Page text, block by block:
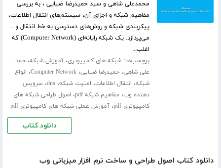
محمدعلی شاهی و سید حمیدرضا ضیایی ، به بررسی
مفاهیم شبکه و اجزای آن، سیستم‌های انتقال اطلاعات،
پیکربندی شبکه و روش‌های دسترسی به خط انتقال و ...
می‌پردازد. یک شبکه رایانه‌ای (Computer Network) که
اغلب...
برچسب‌ها:شبکه های کامپیوتری،آموزش شبکه،حمد
علی شاهی،حمیدرضا ضیایی،Computer Network، انواع
شبکه، انتقال اطلاعات، امنیت شبکه،dns، سرویس
دهنده وب، مفاهیم شبکه pdf ، اصول طراحی شبکه های
کامپیوتری pdf
،آموزش عملی شبکه های کامپیوتری pdf
دانلود کتاب
دانلود کتاب اصول طراحی و ساخت نرم افزار میزبانی وب